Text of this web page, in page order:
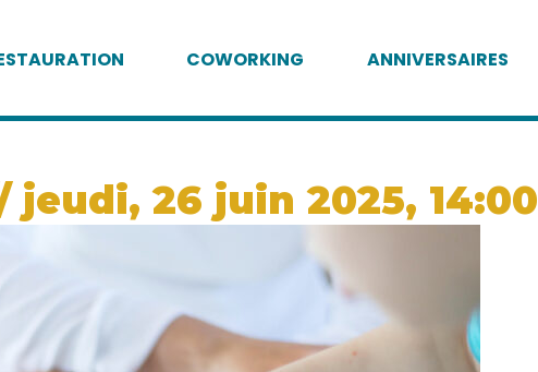
COWORKING ANNIVERSAIRES
26 juin 2025, 14:00